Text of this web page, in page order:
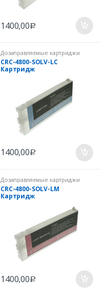
1400,00Р
Дозаправляемые картриджи
CRC-4800-SOLV-LC
Картридж
дозаправляемый EPSON
Stylus Pro 4800 250 мл с
чипом Light Cyan (Светло-
1400,00Р
Дозаправляемые картриджи
CRC-4800-SOLV-LM
Картридж
Stylus Pro 4800 250 мл с
чипом Light Magenta
(Cветло-пурпурный)
1400,00Р